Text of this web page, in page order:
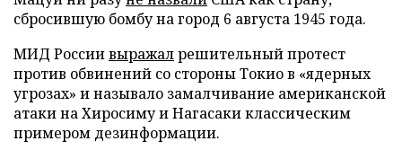
сбросившую бомбу на город 6 августа 1945 года.
МИД Россиивыражалрешительный протест
против обвинений со стороны Токио в «ядерных
угрозах» и называло замалчивание американской
атаки на Хиросиму и Нагасаки классическим
примером дезинформации.